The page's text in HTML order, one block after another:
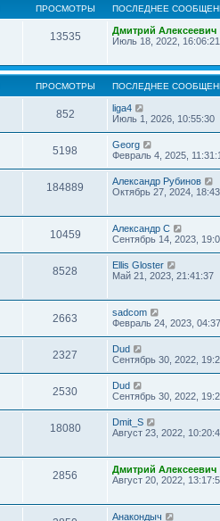
ПРОСМОТРЫ ПОСЛЕДНЕЕ
13535
Дмитрий Алексеевич
Июль 18, 2022, 16:06:21
ПРОСМОТРЫ ПОСЛЕДНЕЕ
852
liga4
Июль 1, 2026, 10:55:30
5198
Georg
Февраль 4, 2025,
184889
Александр Рубинов
Октябрь 27, 2024,
10459
Александр С
Сентябрь 14, 2023,
8528
Ellis Gloster
Май 21, 2023, 21:41:37
2663
sadcom
Февраль 24, 2023,
2327
Dud
Сентябрь 30, 2022,
2530
Dud
Сентябрь 30, 2022,
18080
Dmit_S
Август 23, 2022,
2856
Дмитрий Алексеевич
Август 20, 2022,
Анакондыч